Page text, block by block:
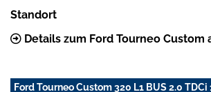
Standort
Details zum Ford Tourneo Custom
Ford Tourneo Custom 320 L1 BUS 2.0